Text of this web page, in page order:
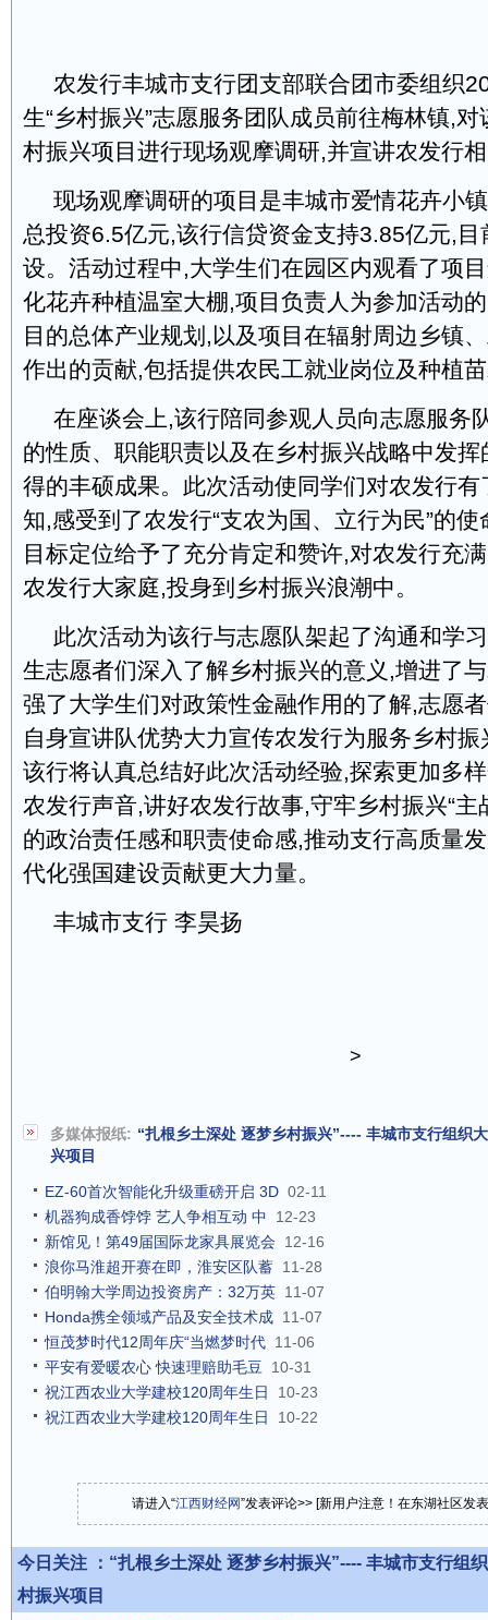
农发行丰城市支行团支部联合团市委组织
生“乡村振兴”志愿服务团队成员前往梅林镇,
村振兴项目进行现场观摩调研,并宣讲农发行
现场观摩调研的项目是丰城市爱情花卉小
总投资6.5亿元,该行信贷资金支持3.85亿元,目
设。活动过程中,大学生们在园区内观看了项
化花卉种植温室大棚,项目负责人为参加活动
目的总体产业规划,以及项目在辐射周边乡镇
作出的贡献,包括提供农民工就业岗位及种植
在座谈会上,该行陪同参观人员向志愿服务
的性质、职能职责以及在乡村振兴战略中发
得的丰硕成果。此次活动使同学们对农发行
知,感受到了农发行“支农为国、立行为民”的
目标定位给予了充分肯定和赞许,对农发行充
农发行大家庭,投身到乡村振兴浪潮中。
此次活动为该行与志愿队架起了沟通和学
生志愿者们深入了解乡村振兴的意义,增进了
强了大学生们对政策性金融作用的了解,志愿
自身宣讲队优势大力宣传农发行为服务乡村
该行将认真总结好此次活动经验,探索更加多
农发行声音,讲好农发行故事,守牢乡村振兴“主
的政治责任感和职责使命感,推动支行高质量
代化强国建设贡献更大力量。
丰城市支行 李昊扬
>
多媒体报纸: “扎根乡土深处 逐梦乡村振兴”---- 丰城市支行组织
兴项目
EZ-60首次智能化升级重磅开启 3D 02-11
机器狗成香饽饽 艺人争相互动 中
12-23
新馆见！第49届国际龙家具展览会 12-16
浪你马淮超开赛在即，淮安区队蓄 11-28
伯明翰大学周边投资房产：32万英 11-07
Honda携全领域产品及安全技术成 11-07
恒茂梦时代12周年庆“当燃梦时代 11-06
平安有爱暖农心 快速理赔助毛豆
10-31
祝江西农业大学建校120周年生日
10-23
祝江西农业大学建校120周年生日
10-22
请进入“江西财经网”发表评论>> [新用户注意！在东湖社区发
今日关注 ： “扎根乡土深处 逐梦乡村振兴”---- 丰城市支行组
村振兴项目